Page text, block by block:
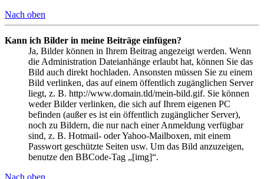
Nach oben
Kann ich Bilder in meine Beiträge einfügen?
Ja, Bilder können in Ihrem Beitrag angezeigt werden. Wenn
die Administration Dateianhänge erlaubt hat, können Sie das
Bild auch direkt hochladen. Ansonsten müssen Sie zu einem
Bild verlinken, das auf einem öffentlich zugänglichen Server
liegt, z. B. http://www.domain.tld/mein-bild.gif. Sie können
weder Bilder verlinken, die sich auf Ihrem eigenen PC
befinden (außer es ist ein öffentlich zugänglicher Server),
noch zu Bildern, die nur nach einer Anmeldung verfügbar
sind, z. B. Hotmail- oder Yahoo-Mailboxen, mit einem
Passwort geschützte Seiten usw. Um das Bild anzuzeigen,
benutze den BBCode-Tag „[img]“.
Nach oben